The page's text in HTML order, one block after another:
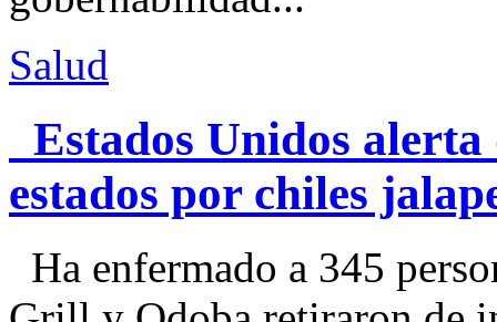
Salud
Estados Unidos alerta
estados por chiles
Ha enfermado a 345